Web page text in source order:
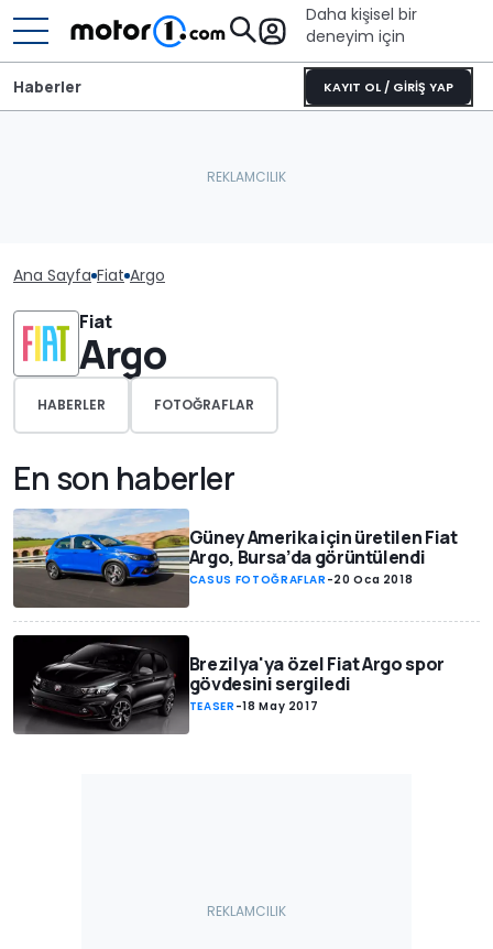
Daha kişisel bir
deneyim için
KAYIT OL / GİRİŞ YAP
Haberler
Ana Sayfa Fiat Argo
Fiat
Argo
HABERLER FOTOĞRAFLAR
En son haberler
Güney Amerika için üretilen Fiat
Argo, Bursa’da görüntülendi
CASUS FOTOĞRAFLAR -20 Oca 2018
Brezilya'ya özel Fiat Argo spor
gövdesini sergiledi
TEASER -18 May 2017